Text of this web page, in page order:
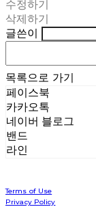
수정하기
삭제하기
글쓴이
목록으로 가기
페이스북
카카오톡
네이버 블로그
밴드
라인
Terms of Use
Privacy Policy